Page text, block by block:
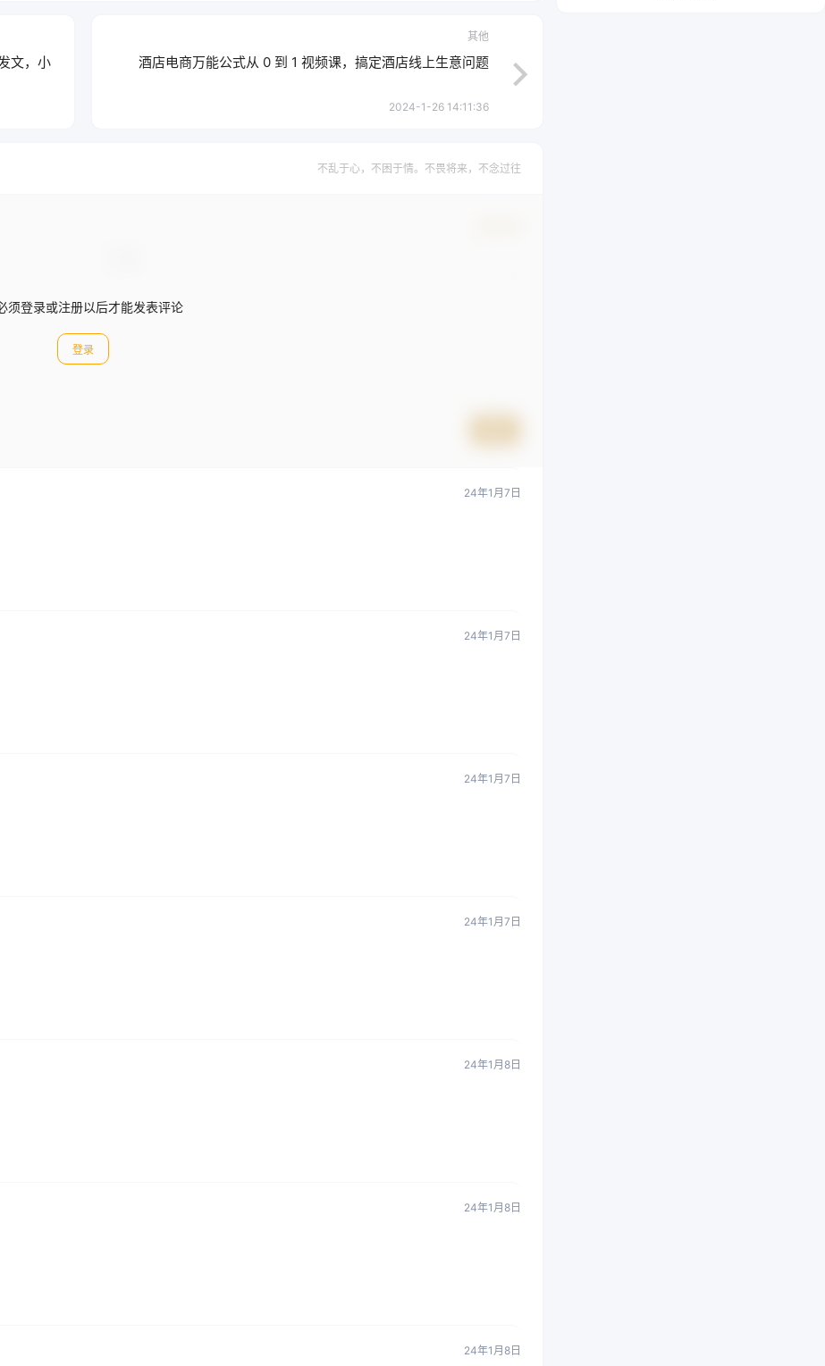
文，小
其他
酒店电商万能公式从 0 到 1 视频课，搞定酒店线上生意问题
2024-1-26 14:11:36
不乱于心，不困于情。不畏将来，不念过往
须登录或注册以后才能发表评论
登录
24年1月7日
24年1月7日
24年1月7日
24年1月7日
24年1月8日
24年1月8日
24年1月8日